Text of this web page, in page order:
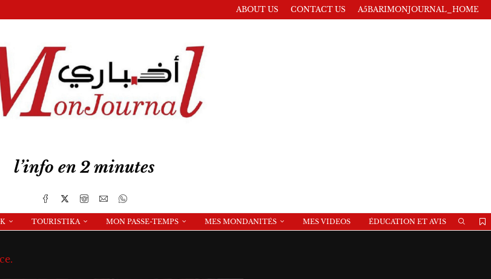
ABOUT US CONTACT US A5BARIMONJOURNAL_HOME
l’info en 2 minutes
TOURISTIKA MON PASSE-TEMPS MES MONDANITÉS MES VIDEOS ÉDUCATION ET AVIS